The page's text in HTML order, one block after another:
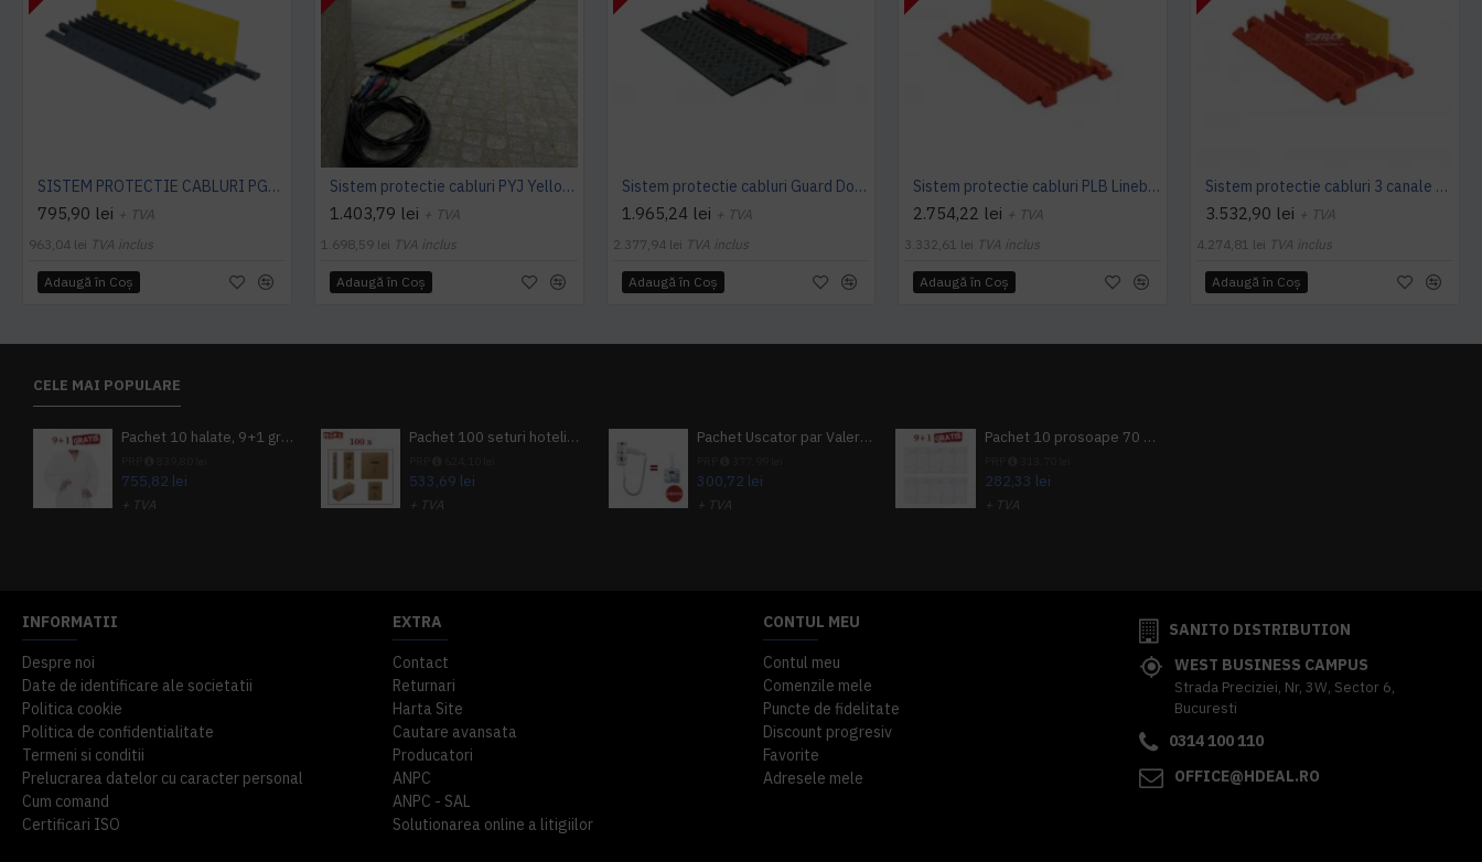
SISTEM PROTECTIE CABLURI PGG Grip Guard, 5 canale, gri
795,90 lei + TVA
963,04 lei TVA inclus
Adaugă în Coş
Sistem protectie cabluri PYJ Yellow Jacket
1.403,79 lei + TVA
1.698,59 lei TVA inclus
Adaugă în Coş
Sistem protectie cabluri Guard Dog Low Profile ADA, 5 canale
1.965,24 lei + TVA
2.377,94 lei TVA inclus
Adaugă în Coş
Sistem protectie cabluri PLB Linebacker 5-canale 51 cm x 91 cm x 6 cm
2.754,22 lei + TVA
3.332,61 lei TVA inclus
Adaugă în Coş
Sistem protectie cabluri 3 canale PLB Linebacker
3.532,90 lei + TVA
4.274,81 lei TVA inclus
Adaugă în Coş
CELE MAI POPULARE
Pachet 10 halate, 9+1 gratuit
755,82 lei
+ TVA
Pachet 100 seturi hoteliere, set dentar, set barbierit, casca de dus, pila unghii, set cusut
533,69 lei
+ TVA
Pachet Uscator par Valera Action Super Plus + GRATUIT Sampon si gel de dus Tork
300,72 lei
+ TVA
Pachet 10 prosoape 70 x 140cm 9 + 1 gratuit
282,33 lei
+ TVA
INFORMATII
Despre noi
Date de identificare ale societatii
Politica cookie
Politica de confidentialitate
Termeni si conditii
Prelucrarea datelor cu caracter personal
Cum comand
Certificari ISO
EXTRA
Contact
Returnari
Harta Site
Cautare avansata
Producatori
ANPC
ANPC - SAL
Solutionarea online a litigiilor
CONTUL MEU
Contul meu
Comenzile mele
Puncte de fidelitate
Discount progresiv
Favorite
Adresele mele
SANITO DISTRIBUTION
WEST BUSINESS CAMPUS
Strada Preciziei, Nr, 3W, Sector 6,
Bucuresti
0314 100 110
OFFICE@HDEAL.RO